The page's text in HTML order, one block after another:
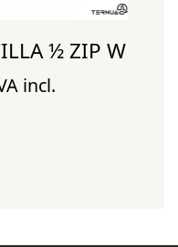
½ ZIP W
incl.